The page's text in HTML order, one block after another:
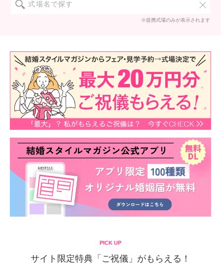
※提携式場のみが表示されます
PICK UP
サイト限定特典「ご祝儀」がもらえる！